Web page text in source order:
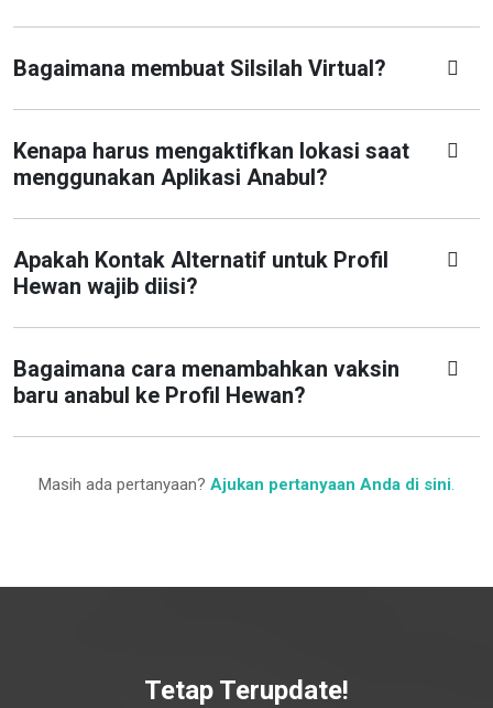
Bagaimana membuat Silsilah Virtual?
Kenapa harus mengaktifkan lokasi saat
menggunakan Aplikasi Anabul?
Apakah Kontak Alternatif untuk Profil
Hewan wajib diisi?
Bagaimana cara menambahkan vaksin
baru anabul ke Profil Hewan?
Masih ada pertanyaan? Ajukan pertanyaan Anda di sini.
Tetap Terupdate!